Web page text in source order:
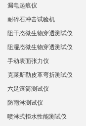
漏电起痕仪
耐碎石冲击试验机
阻干态微生物穿透测试仪
阻湿态微生物穿透测试仪
手动表面张力仪
克莱斯勒皮革弯折测试仪
六足滚筒测试仪
防雨淋测试仪
喷淋式拒水性能测试仪